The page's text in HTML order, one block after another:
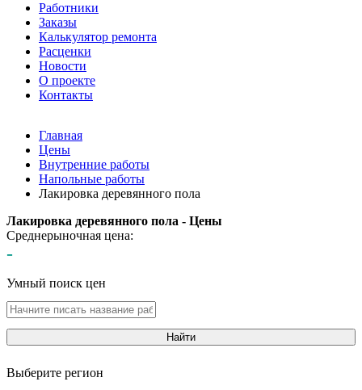
Работники
Заказы
Калькулятор ремонта
Расценки
Новости
О проекте
Контакты
Главная
Цены
Внутренние работы
Напольные работы
Лакировка деревянного пола
Лакировка деревянного пола - Цены
Среднерыночная цена:
-
Умный поиск цен
Найти
Выберите регион